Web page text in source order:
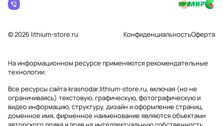
© 2026 lithium-store.ru КонфиденциальностьОферта
На информационном ресурсе применяютсярекомендательные
технологии.
Все ресурсы сайта krasnodar.lithium-store.ru, включая (но не
ограничиваясь) текстовую, графическую, фотографическую и
видео информацию, структуру, дизайн и оформление страниц,
доменное имя, фирменное наименование являются объектами